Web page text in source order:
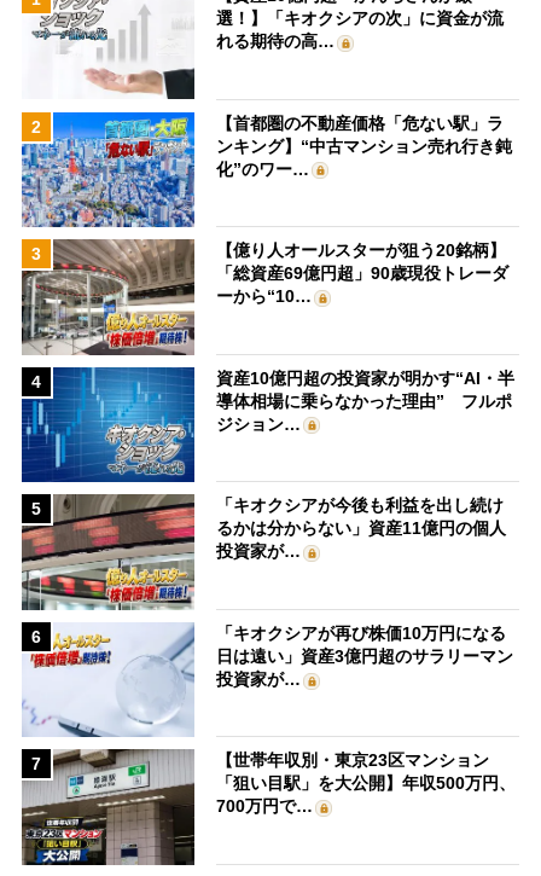
選！】「キオクシアの次」に資金が流
れる期待の高…
2
【首都圏の不動産価格「危ない駅」ラ
ンキング】“中古マンション売れ行き鈍
化”のワー…
3
【億り人オールスターが狙う20銘柄】
「総資産69億円超」90歳現役トレーダ
ーから“10…
4
資産10億円超の投資家が明かす“AI・半
導体相場に乗らなかった理由” フルポ
ジション…
5
「キオクシアが今後も利益を出し続け
るかは分からない」資産11億円の個人
投資家が…
6
「キオクシアが再び株価10万円になる
日は遠い」資産3億円超のサラリーマン
投資家が…
7
【世帯年収別・東京23区マンション
「狙い目駅」を大公開】年収500万円、
700万円で…